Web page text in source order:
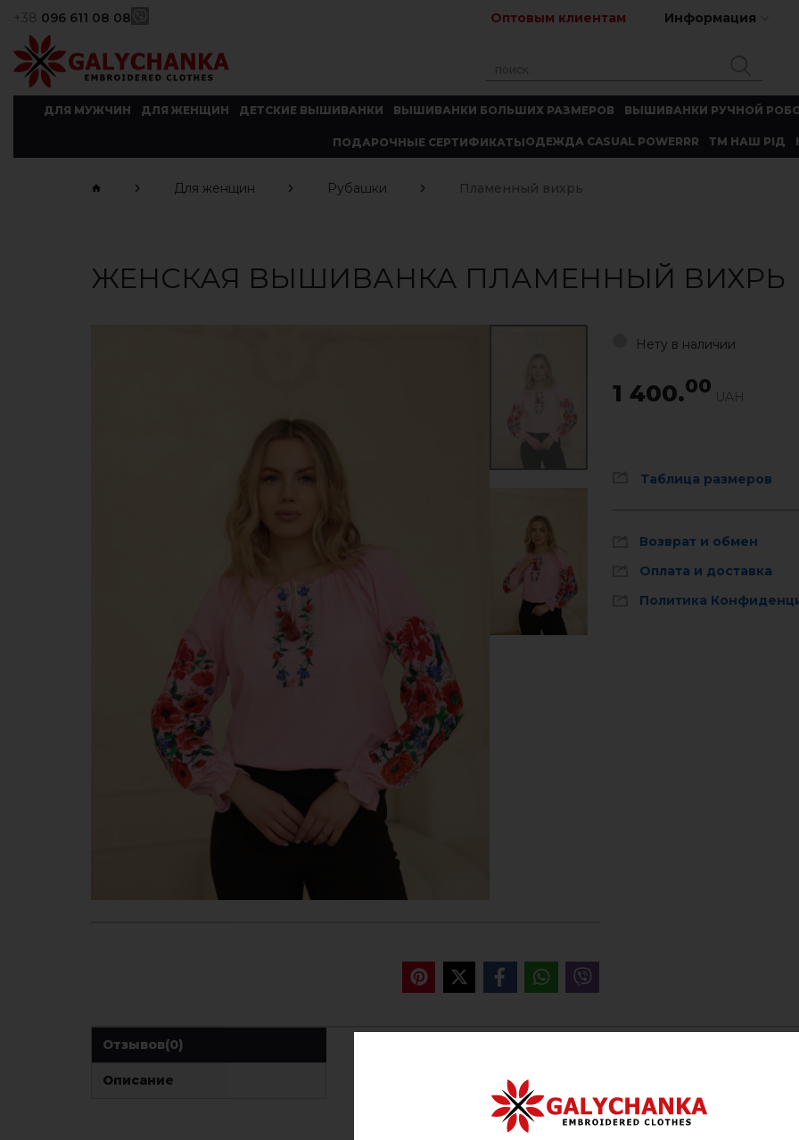
+38 096 611 08 08 Оптовым клиентам Информация
ДЛЯ МУЖЧИН ДЛЯ ЖЕНЩИН ДЕТСКИЕ ВЫШИВАНКИ ВЫШИВАНКИ БОЛЬШИХ РАЗМЕРОВ ВЫШИВАНКИ РУЧНОЙ
ПОДАРОЧНЫЕ СЕРТИФИКАТЫОДЕЖДА CASUAL POWERRR ТМ НАШ РІД
Для женщин Рубашки Пламенный вихрь
ЖЕНСКАЯ ВЫШИВАНКА ПЛАМЕННЫЙ ВИХРЬ
Нету в наличии
1 400.00 UAH
Таблица размеров
Возврат и обмен
Оплата и доставка
Политика
Отзывов(0)
Описание
ОТЗЫВЫ О ПЛАМЕННЫЙ
Немає відгуків про цей товар.